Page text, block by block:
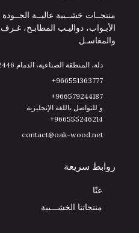
منتجــات خشــبية عاليــة
الأبـواب، دواليـب المطابـخ،
والمغاسـل
دلة، المنطقة الصناعية، الدمام 32446، المملكة العربية السعودية
966551363777+
966579244187+
و للتواصل باللغة الإنجليزية
966555246214+
contact@oak-wood.net
روابط سريعة
عنّا
منتجاتنا الخشـــبية